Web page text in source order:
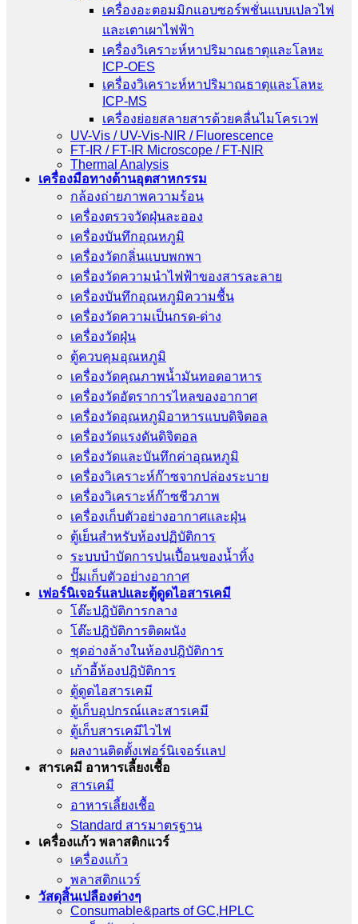
เครื่องอะตอมมิกแอบซอร์พชั่นแบบเปลวไฟ
และเตาเผาไฟฟ้า
เครื่องวิเคราะห์หาปริมาณธาตุและโลหะ
ICP-OES
เครื่องวิเคราะห์หาปริมาณธาตุและโลหะ
ICP-MS
เครื่องย่อยสลายสารด้วยคลื่นไมโครเวฟ
UV-Vis / UV-Vis-NIR / Fluorescence
FT-IR / FT-IR Microscope / FT-NIR
Thermal Analysis
เครื่องมือทางด้านอุตสาหกรรม
กล้องถ่ายภาพความร้อน
เครื่องตรวจวัดฝุ่นละออง
เครื่องบันทึกอุณหภูมิ
เครื่องวัดกลิ่นแบบพกพา
เครื่องวัดความนําไฟฟ้าของสารละลาย
เครื่องบันทึกอุณหภูมิความชื้น
เครื่องวัดความเป็นกรด-ด่าง
เครื่องวัดฝุ่น
ตู้ควบคุมอุณหภูมิ
เครื่องวัดคุณภาพน้ำมันทอดอาหาร
เครื่องวัดอัตราการไหลของอากาศ
เครื่องวัดอุณหภูมิอาหารแบบดิจิตอล
เครื่องวัดแรงดันดิจิตอล
เครื่องวัดและบันทึกค่าอุณหภูมิ
เครื่องวิเคราะห์ก๊าซจากปล่องระบาย
เครื่องวิเคราะห์ก๊าซชีวภาพ
เครื่องเก็บตัวอย่างอากาศเเละฝุ่น
ตู้เย็นสำหรับห้องปฏิบัติการ
ระบบบำบัดการปนเปื้อนของน้ำทิ้ง
ปั๊มเก็บตัวอย่างอากาศ
เฟอร์นิเจอร์แลปและตู้ดูดไอสารเคมี
โต๊ะปฎิบัติการกลาง
โต๊ะปฎิบัติการติดผนัง
ชุดอ่างล้างในห้องปฎิบัติการ
เก้าอี้ห้องปฎิบัติการ
ตู้ดูดไอสารเคมี
ตู้เก็บอุปกรณ์เเละสารเคมี
ตู้เก็บสารเคมีไวไฟ
ผลงานติดตั้งเฟอร์นิเจอร์เเลป
สารเคมี อาหารเลี้ยงเชื้อ
สารเคมี
อาหารเลี้ยงเชื้อ
Standard สารมาตรฐาน
เครื่องเเก้ว พลาสติกแวร์
เครื่องเเก้ว
พลาสติกแวร์
วัสดุสิ้นเปลืองต่างๆ
Consumable&parts of GC,HPLC